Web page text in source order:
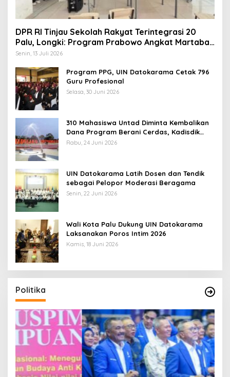
DPR RI Tinjau Sekolah Rakyat Terintegrasi 20
Palu, Longki: Program Prabowo Angkat Martabat
Anak Miskin
Senin, 13 Juli 2026
Program PPG, UIN Datokarama Cetak 796
Guru Profesional
Selasa, 30 Juni 2026
310 Mahasiswa Untad Diminta Kembalikan
Dana Program Berani Cerdas, Kadisdik
Sulteng: Tidak Boleh Terima Beasiswa
Rabu, 24 Juni 2026
UIN Datokarama Latih Dosen dan Tendik
sebagai Pelopor Moderasi Beragama
Senin, 22 Juni 2026
Wali Kota Palu Dukung UIN Datokarama
Laksanakan Poros Intim 2026
Kamis, 18 Juni 2026
Politika